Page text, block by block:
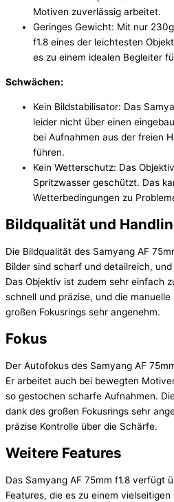
Motiven zuverlässig arbeitet.
Geringes Gewicht: Mit nur
f1.8 eines der leichtesten
es zu einem idealen Begleiter
Schwächen:
Kein Bildstabilisator: Das
leider nicht über einen
bei Aufnahmen aus der freien
führen.
Kein Wetterschutz: Das
Spritzwasser geschützt. Das
Wetterbedingungen zu
Bildqualität und
Die Bildqualität des Samyang AF
Bilder sind scharf und detailreich,
Das Objektiv ist zudem sehr einfach
schnell und präzise, und die
großen Fokusrings sehr angenehm.
Fokus
Der Autofokus des Samyang AF
Er arbeitet auch bei bewegten
so gestochen scharfe Aufnahmen.
dank des großen Fokusrings sehr
präzise Kontrolle über die Schärfe.
Weitere Features
Das Samyang AF 75mm f1.8 verfügt
Features, die es zu einem